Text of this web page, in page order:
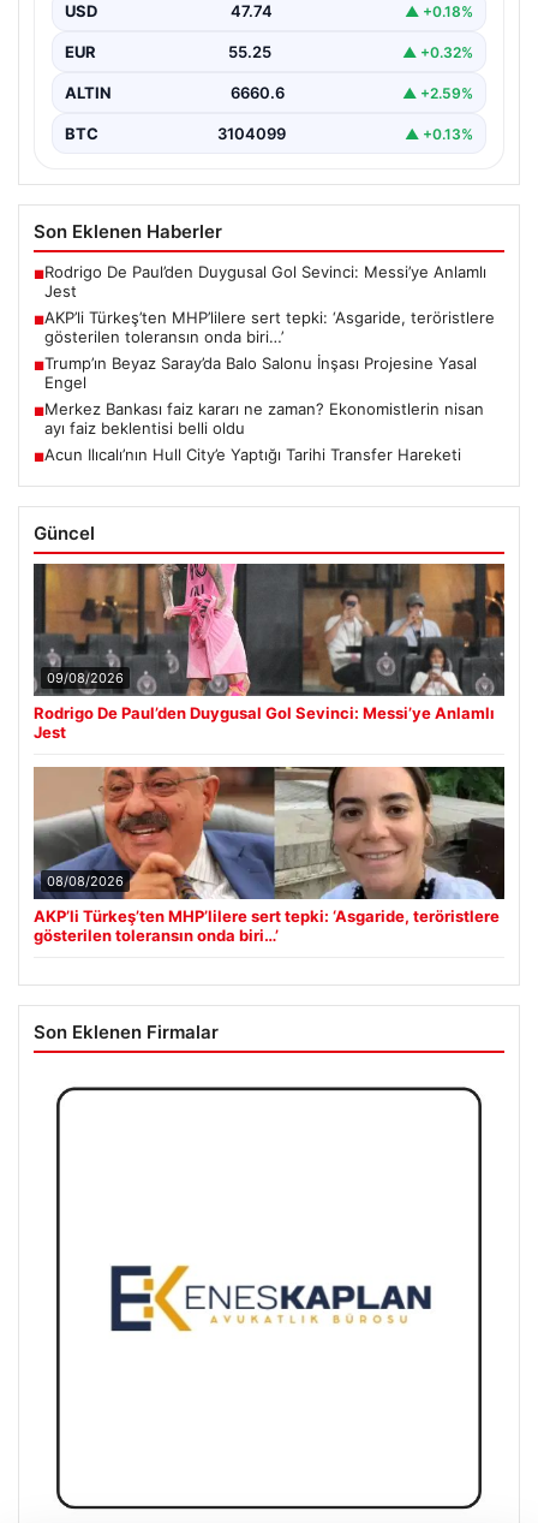
{ “title”: “AKP’li Türkeş’ten MHP’lilere sert tepki:
“content”:…
USD 47.74 ▲ +0.18%
EUR 55.25 ▲ +0.32%
ALTIN 6660.6 ▲ +2.59%
BTC 3104099 ▲ +0.13%
Son Eklenen Haberler
■Rodrigo De Paul’den Duygusal Gol Sevinci: Messi’ye Anlamlı
Jest
■AKP’li Türkeş’ten MHP’lilere sert tepki: ‘Asgaride, teröristlere
gösterilen toleransın onda biri…’
■Trump’ın Beyaz Saray’da Balo Salonu İnşası Projesine Yasal
Engel
■Merkez Bankası faiz kararı ne zaman? Ekonomistlerin nisan
ayı faiz beklentisi belli oldu
■Acun Ilıcalı’nın Hull City’e Yaptığı Tarihi Transfer Hareketi
Güncel
09/08/2026
Rodrigo De Paul’den Duygusal Gol Sevinci: Messi’ye Anlamlı
Jest
08/08/2026
AKP’li Türkeş’ten MHP’lilere sert tepki: ‘Asgaride, teröristlere
gösterilen toleransın onda biri…’
Son Eklenen Firmalar